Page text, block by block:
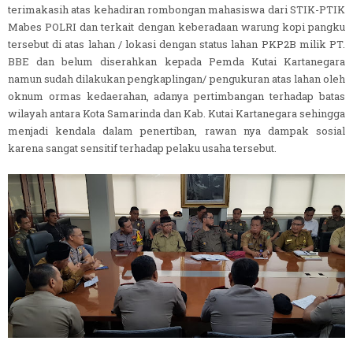
terimakasih atas kehadiran rombongan mahasiswa dari STIK-PTIK
Mabes POLRI dan terkait dengan keberadaan warung kopi pangku
tersebut di atas lahan / lokasi dengan status lahan PKP2B milik PT.
BBE dan belum diserahkan kepada Pemda Kutai Kartanegara
namun sudah dilakukan pengkaplingan/ pengukuran atas lahan oleh
oknum ormas kedaerahan, adanya pertimbangan terhadap batas
wilayah antara Kota Samarinda dan Kab. Kutai Kartanegara sehingga
menjadi kendala dalam penertiban, rawan nya dampak sosial
karena sangat sensitif terhadap pelaku usaha tersebut.